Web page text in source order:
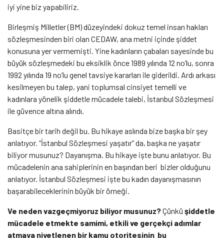
iyi yine biz yapabiliriz.
Birleşmiş Milletler (BM) düzeyindeki dokuz temel insan hakları
sözleşmesinden biri olan CEDAW, ana metni içinde şiddet
konusuna yer vermemişti. Yine kadınların çabaları sayesinde bu
büyük sözleşmedeki bu eksiklik önce 1989 yılında 12 no’lu, sonra
1992 yılında 19 no’lu genel tavsiye kararları ile giderildi. Ardı arkası
kesilmeyen bu talep, yani toplumsal cinsiyet temelli ve
kadınlara yönelik şiddetle mücadele talebi, İstanbul Sözleşmesi
ile güvence altına alındı.
Basitçe bir tarih değil bu. Bu hikaye aslında bize başka bir şey
anlatıyor. “İstanbul Sözleşmesi yaşatır” da, başka ne yaşatır
biliyor musunuz? Dayanışma. Bu hikaye işte bunu anlatıyor. Bu
mücadelenin ana sahiplerinin en başından beri bizler olduğunu
anlatıyor. İstanbul Sözleşmesi işte bu kadın dayanışmasının
başarabileceklerinin büyük bir örneği.
Ve neden vazgeçmiyoruz biliyor musunuz?Çünkü şiddetle
mücadele etmekte samimi, etkili ve gerçekçi adımlar
atmaya niyetlenen bir kamu otoritesinin bu